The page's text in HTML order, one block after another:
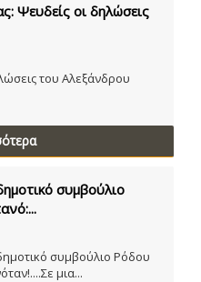
Ψευδείς οι δηλώσεις
του Αλεξάνδρου
συμβούλιο
συμβούλιο Ρόδου
μια...